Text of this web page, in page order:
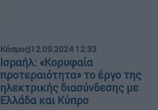
Κόσμος|12.09.2024 12:33
Ισραήλ: «Κορυφαία
προτεραιότητα» το έργο της
ηλεκτρικής διασύνδεσης με
Ελλάδα και Κύπρο